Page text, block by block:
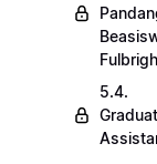
5.4.